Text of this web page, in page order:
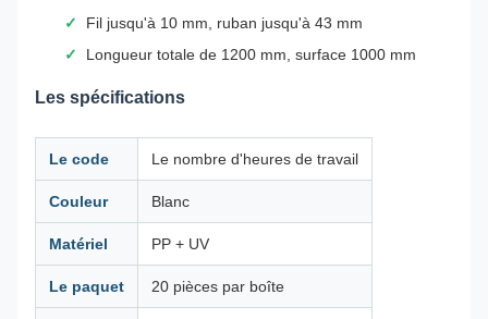
Fil jusqu'à 10 mm, ruban jusqu'à 43 mm
Longueur totale de 1200 mm, surface 1000 mm
Les spécifications
Le code Le nombre d'heures de travail
Couleur Blanc
Matériel PP + UV
Le paquet 20 pièces par boîte